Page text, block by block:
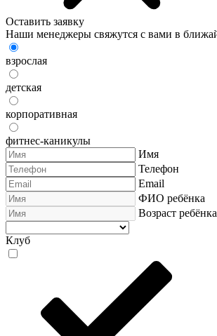
Оставить заявку
Наши менеджеры свяжутся с вами в
взрослая
детская
корпоративная
фитнес-каникулы
Имя
Телефон
Email
ФИО ребёнка
Возраст ребёнка
Клуб